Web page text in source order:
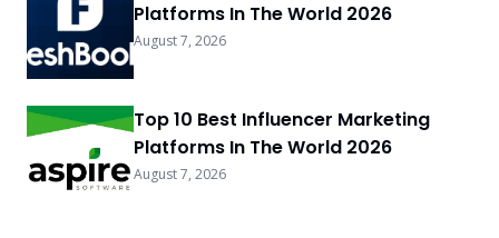
Platforms In The World 2026
August 7, 2026
Top 10 Best Influencer Marketing
Platforms In The World 2026
August 7, 2026